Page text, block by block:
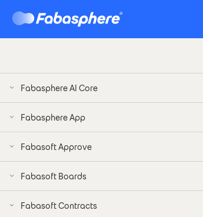
Fabasphere AI Core
Fabasphere App
Fabasoft Approve
Fabasoft Boards
Fabasoft Contracts